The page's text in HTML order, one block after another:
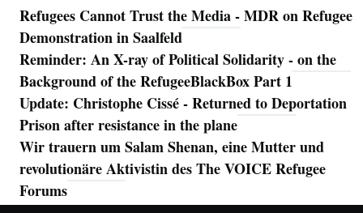
Refugees Cannot Trust the Media - MDR on Refugee
Demonstration in Saalfeld
Reminder: An X-ray of Political Solidarity - on the
Background of the RefugeeBlackBox Part 1
Update: Christophe Cissé - Returned to Deportation
Prison after resistance in the plane
Wir trauern um Salam Shenan, eine Mutter und
revolutionäre Aktivistin des The VOICE Refugee
Forums